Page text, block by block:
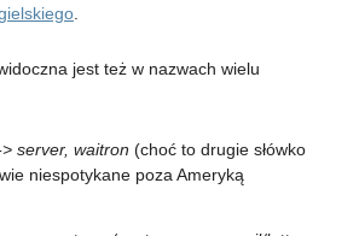
.
jest też w nazwach wielu
server, waitron (choć to drugie słówko
niespotykane poza Ameryką